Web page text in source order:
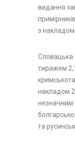
видання
з накладом
Словацька
тиражем
накладом
незначним
та